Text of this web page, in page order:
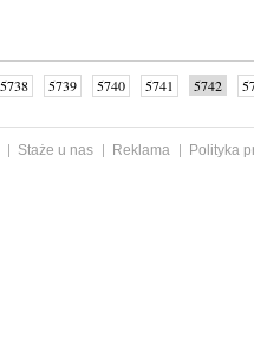
5738 5739 5740 5741 5742
Staże u nas Reklama
Polityka